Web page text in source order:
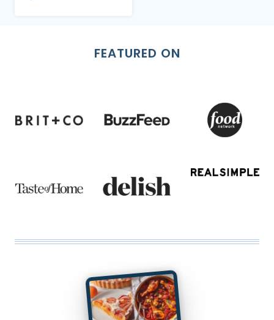
FEATURED ON